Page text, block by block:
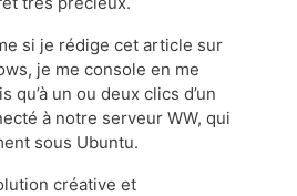
si je rédige cet article sur
je me console en me
qu’à un ou deux clics d’un
à notre serveur WW, qui
sous Ubuntu.
créative et